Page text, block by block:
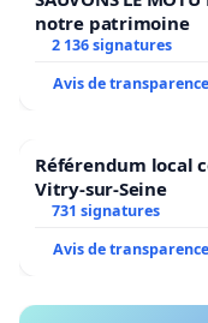
notre patrimoine
2 136 signatures
Avis de transparence
Référendum local
Vitry-sur-Seine
731 signatures
Avis de transparence